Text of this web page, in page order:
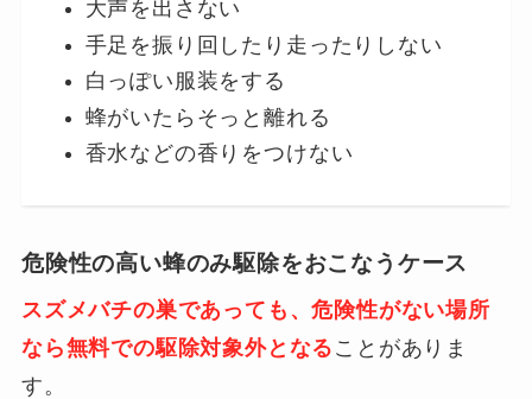
大声を出さない
手足を振り回したり走ったりしない
白っぽい服装をする
蜂がいたらそっと離れる
香水などの香りをつけない
危険性の高い蜂のみ駆除をおこなうケース
スズメバチの巣であっても、危険性がない場所
なら無料での駆除対象外となる ことがありま
す。